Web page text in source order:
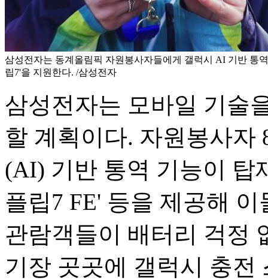
삼성전자는 동계올림픽 자원봉사자들에게 갤럭시 AI 기반 통
립7'을 지원한다. /삼성전자
삼성전자는 모바일 기술
할 계획이다. 자원봉사자
(AI) 기반 통역 기능이 탑
플립7 FE' 등을 제공해
관람객들이 배터리 걱정
기장 곳곳에 갤럭시 충전